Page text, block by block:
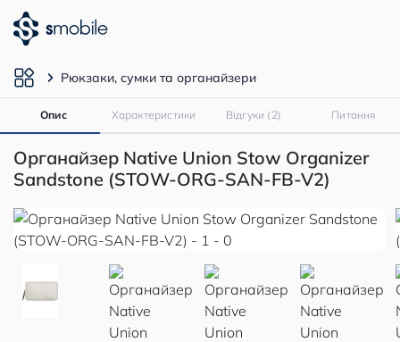
Рюкзаки, сумки та органайзери
Опис Характеристики Відгуки (2) Питання
Органайзер Native Union Stow Organizer
Sandstone (STOW-ORG-SAN-FB-V2)